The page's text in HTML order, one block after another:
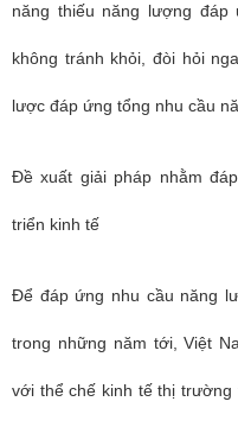
năng thiếu năng lượng
không tránh khỏi, đòi hỏi
lược đáp ứng tổng nhu cầu
Đề xuất giải pháp nhằm
triển kinh tế
Để đáp ứng nhu cầu năng
trong những năm tới, Việt
với thể chế kinh tế thị trường